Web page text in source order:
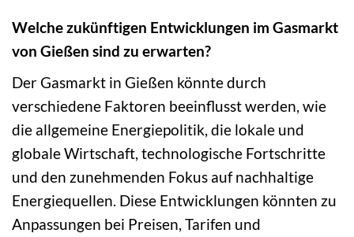
Welche zukünftigen Entwicklungen im Gasmarkt
von Gießen sind zu erwarten?
Der Gasmarkt in Gießen könnte durch
verschiedene Faktoren beeinflusst werden, wie
die allgemeine Energiepolitik, die lokale und
globale Wirtschaft, technologische Fortschritte
und den zunehmenden Fokus auf nachhaltige
Energiequellen. Diese Entwicklungen könnten zu
Anpassungen bei Preisen, Tarifen und